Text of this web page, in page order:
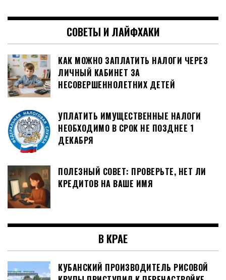
СОВЕТЫ И ЛАЙФХАКИ
КАК МОЖНО ЗАПЛАТИТЬ НАЛОГИ ЧЕРЕЗ
ЛИЧНЫЙ КАБИНЕТ ЗА
НЕСОВЕРШЕННОЛЕТНИХ ДЕТЕЙ
УПЛАТИТЬ ИМУЩЕСТВЕННЫЕ НАЛОГИ
НЕОБХОДИМО В СРОК НЕ ПОЗДНЕЕ 1
ДЕКАБРЯ
ПОЛЕЗНЫЙ СОВЕТ: ПРОВЕРЬТЕ, НЕТ ЛИ
КРЕДИТОВ НА ВАШЕ ИМЯ
В КРАЕ
КУБАНСКИЙ ПРОИЗВОДИТЕЛЬ РИСОВОЙ